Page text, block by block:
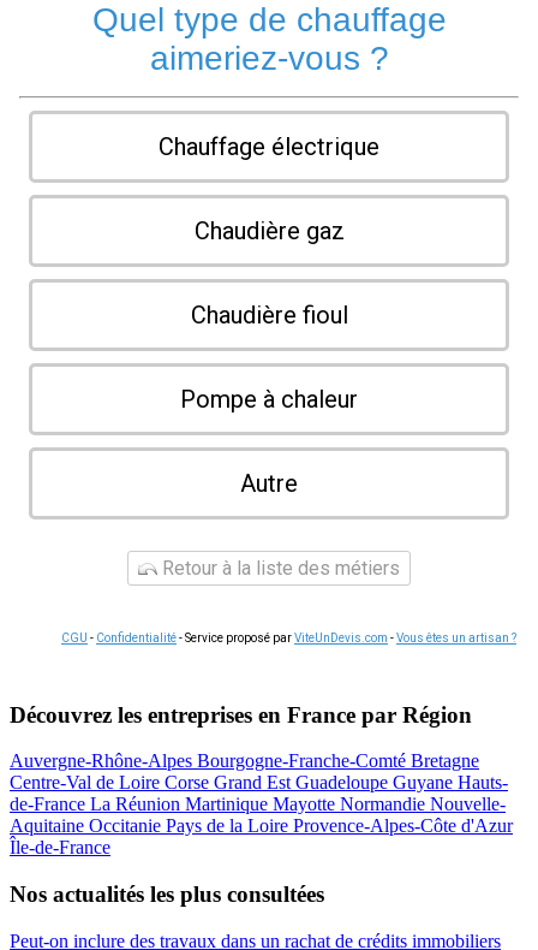
Quel type de chauffage
aimeriez-vous ?
Chauffage électrique
Chaudière gaz
Chaudière fioul
Pompe à chaleur
Autre
Retour à la liste des métiers
CGU - Confidentialité- Service proposé parViteUnDevis.com -Vous êtes un artisan ?
Découvrez les entreprises en France par Région
Auvergne-Rhône-Alpes Bourgogne-Franche-Comté Bretagne
Centre-Val de Loire Corse Grand EstGuadeloupe Guyane Hauts-
de-France La Réunion Martinique Mayotte Normandie Nouvelle-
Aquitaine Occitanie Pays de la Loire Provence-Alpes-Côte d'Azur
Île-de-France
Nos actualités les plus consultées
Peut-on inclure des travaux dans un rachat de crédits immobiliers